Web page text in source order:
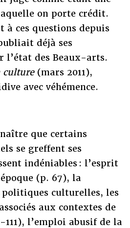
on porte crédit.
à ces questions depuis
déjà ses
l’état des Beaux-arts.
culture (mars 2011),
avec véhémence.
que certains
se greffent ses
indéniables : l’esprit
(p. 67), la
politiques culturelles, les
aux contextes de
l’emploi abusif de la